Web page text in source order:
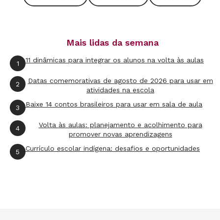
hoje em 9,9%.
Quer saber mais?
Secretaria Municipal de Educação de São Paulo
, R. Borges Lagoa, 1230, 04038-
003, São Paulo, SP, tel. (11) 5549-9238
Avaliação, Ciclos e Promoção na Educação, Creso Franco (org.), 172 págs., Ed,
Artmed, tel. 0800-703-3444
Colaborou Andressa Rovani
Mais lidas da semana
1 11 dinâmicas para integrar os alunos na volta às aulas
2
Datas comemorativas de agosto de 2026 para usar em
atividades na escola
3 Baixe 14 contos brasileiros para usar em sala de aula
4
Volta às aulas: planejamento e acolhimento para
promover novas aprendizagens
5 Currículo escolar indígena: desafios e oportunidades